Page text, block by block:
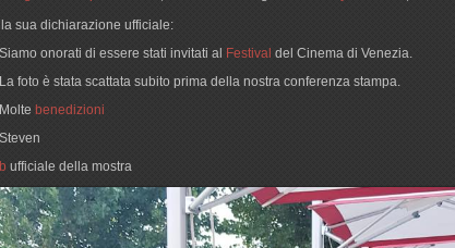
sua dichiarazione ufficiale:
Siamo onorati di essere stati invitati al Festival del Cinema di Venezia.
La foto è stata scattata subito prima della nostra conferenza stampa.
Molte benedizioni
Steven
ufficiale della mostra